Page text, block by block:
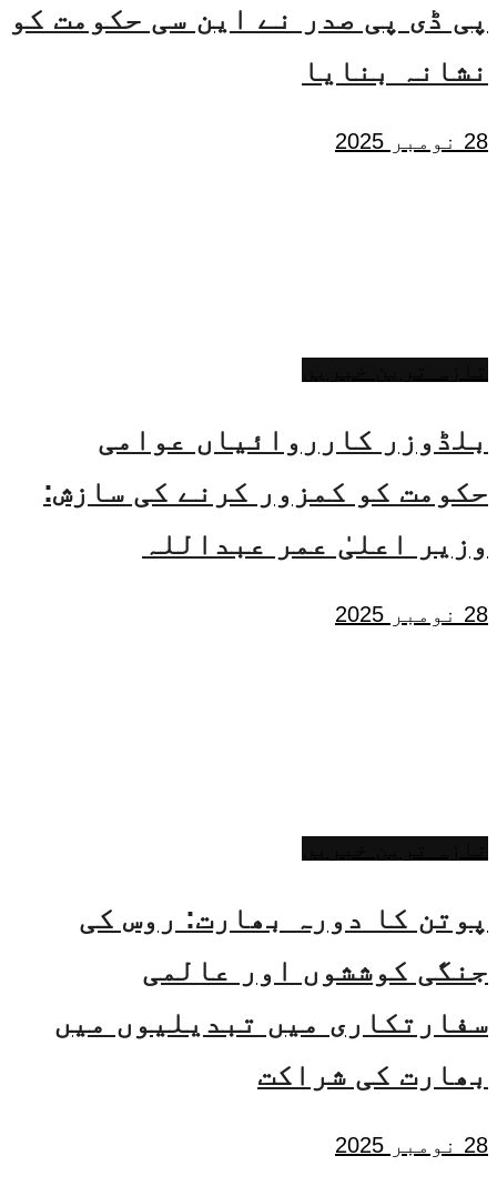
پی ڈی پی صدر نے این سی حکومت کو
نشانہ بنایا
28 نومبر 2025
بلڈوزر کارروائیاں عوامی
حکومت کو کمزور کرنے کی سازش:
وزیر اعلیٰ عمر عبداللہ
28 نومبر 2025
پوتن کا دورہ بھارت: روس کی
جنگی کوششوں اور عالمی
سفارتکاری میں تبدیلیوں میں
بھارت کی شراکت
28 نومبر 2025